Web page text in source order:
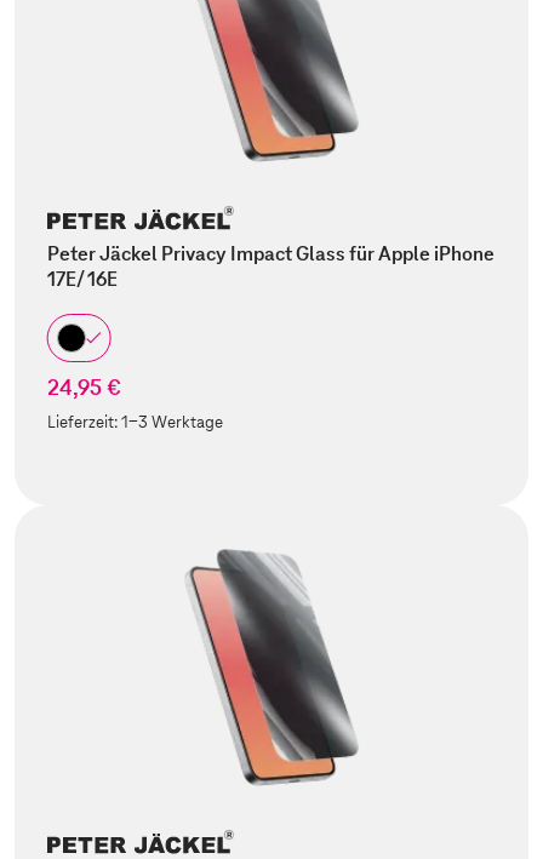
Peter Jäckel Privacy Impact Glass für Apple iPhone
17E/ 16E
24,95 €
Lieferzeit:1-3 Werktage